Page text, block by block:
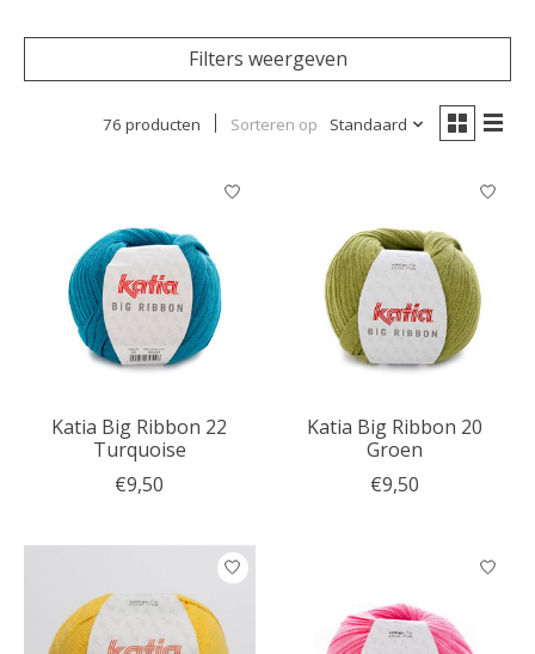
Filters weergeven
76 producten Sorteren op Standaard
Katia Big Ribbon 22
Turquoise
€9,50
Katia Big Ribbon 20
Groen
€9,50